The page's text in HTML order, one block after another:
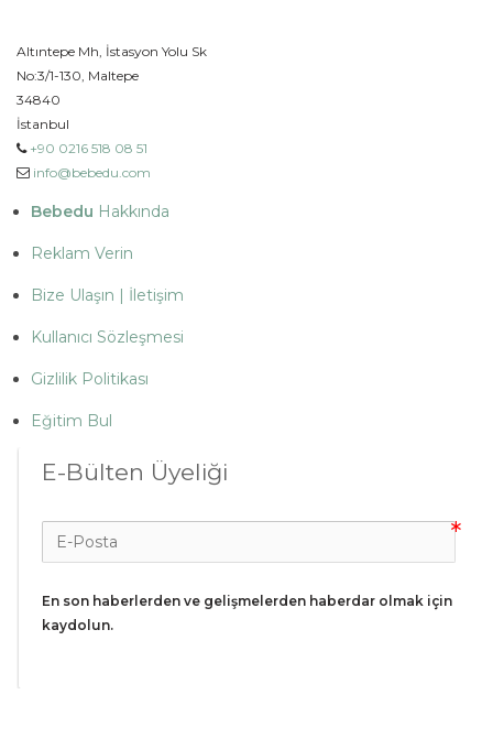
Altıntepe Mh, İstasyon Yolu Sk
No:3/1-130, Maltepe
34840
İstanbul
+90 0216 518 08 51
info@bebedu.com
Bebedu Hakkında
Reklam Verin
Bize Ulaşın | İletişim
Kullanıcı Sözleşmesi
Gizlilik Politikası
Eğitim Bul
E-Bülten Üyeliği
En son haberlerden ve gelişmelerden haberdar olmak için
kaydolun.